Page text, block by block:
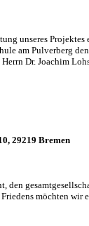
unseres Projektes
am Pulverberg
Dr. Joachim
29219 Bremen
den
möchten wir